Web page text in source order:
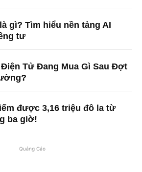
gì? Tìm hiểu nền tảng AI
tư
Điện Tử Đang Mua Gì Sau Đợt
được 3,16 triệu đô la từ
ba giờ!
Quảng Cáo